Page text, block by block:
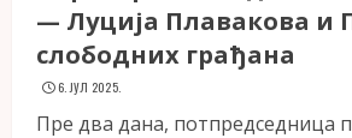
— Луција Плавакова и
слободних грађана
6. ЈУЛ 2025.
Пре два дана, потпредседница